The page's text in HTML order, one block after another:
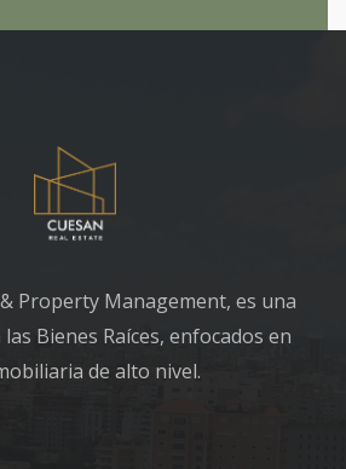
Property Management, es una
Bienes Raíces, enfocados en
de alto nivel.